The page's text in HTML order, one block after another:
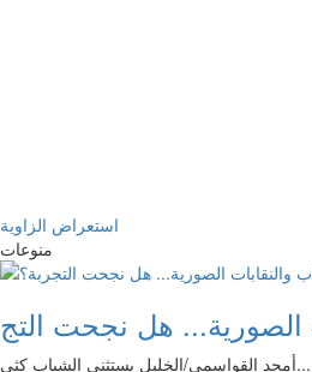
استعراض الزاوية
منوعات
أمجد القواسمي/الخليل يستثنى الشباب كثي...